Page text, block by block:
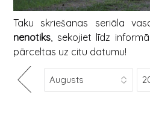
Taku skriešanas seriāla
nenotiks, sekojiet līdz
pārceltas uz citu datumu!